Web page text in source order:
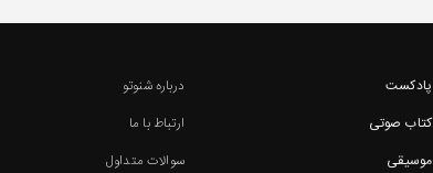
پادکست
کتاب صوتی
موسیقی
درباره شنوتو
ارتباط با ما
سوالات متداول